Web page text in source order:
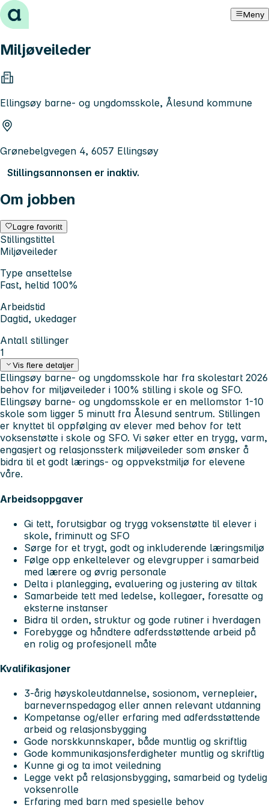
Hopp til innhold Meny
Miljøveileder
Ellingsøy barne- og ungdomsskole, Ålesund kommune
Grønebelgvegen 4, 6057 Ellingsøy
Stillingsannonsen er inaktiv.
Om jobben
Lagre favoritt
Stillingstittel
Miljøveileder
Type ansettelse
Fast, heltid 100%
Arbeidstid
Dagtid, ukedager
Antall stillinger
1
Vis flere detaljer
Ellingsøy barne- og ungdomsskole har fra skolestart 2026
behov for miljøveileder i 100% stilling i skole og SFO.
Ellingsøy barne- og ungdomsskole er en mellomstor 1-10
skole som ligger 5 minutt fra Ålesund sentrum. Stillingen
er knyttet til oppfølging av elever med behov for tett
voksenstøtte i skole og SFO. Vi søker etter en trygg, varm,
engasjert og relasjonssterk miljøveileder som ønsker å
bidra til et godt lærings- og oppvekstmiljø for elevene
våre.
Arbeidsoppgaver
Gi tett, forutsigbar og trygg voksenstøtte til elever i
skole, friminutt og SFO
Sørge for et trygt, godt og inkluderende læringsmiljø
Følge opp enkeltelever og elevgrupper i samarbeid
med lærere og øvrig personale
Delta i planlegging, evaluering og justering av tiltak
Samarbeide tett med ledelse, kollegaer, foresatte og
eksterne instanser
Bidra til orden, struktur og gode rutiner i hverdagen
Forebygge og håndtere adferdsstøttende arbeid på
en rolig og profesjonell måte
Kvalifikasjoner
3-årig høyskoleutdannelse, sosionom, vernepleier,
barnevernspedagog eller annen relevant utdanning
Kompetanse og/eller erfaring med adferdsstøttende
arbeid og relasjonsbygging
Gode norskkunnskaper, både muntlig og skriftlig
Gode kommunikasjonsferdigheter muntlig og skriftlig
Kunne gi og ta imot veiledning
Legge vekt på relasjonsbygging, samarbeid og tydelig
voksenrolle
Erfaring med barn med spesielle behov